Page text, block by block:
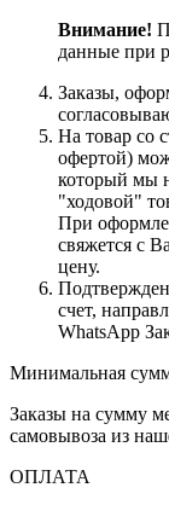
Внимание!
данные при
Заказы,
На товар со
офертой)
который мы
"ходовой"
При
свяжется с
цену.
счет,
WhatsApp
Минимальная
Заказы на сумму
самовывоза из
ОПЛАТА